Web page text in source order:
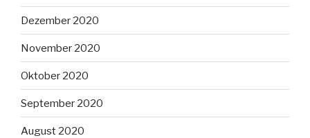
Dezember 2020
November 2020
Oktober 2020
September 2020
August 2020